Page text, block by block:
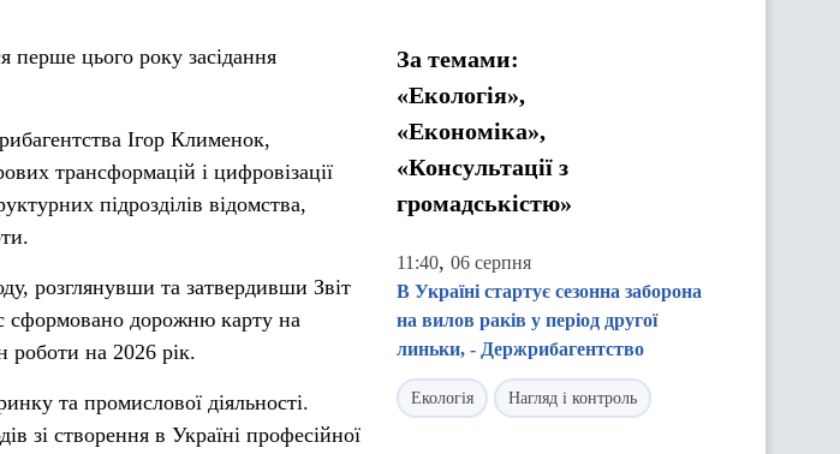
перше цього року засідання
Ігор Клименок,
трансформацій і цифровізації
підрозділів відомства,
розглянувши та затвердивши Звіт
сформовано дорожню карту на
роботи на 2026 рік.
та промислової діяльності.
зі створення в Україні професійної
За темами:
«Екологія»,
«Економіка»,
«Консультації з
громадськістю»
11:40, 06 серпня
В Україні стартує сезонна заборона
на вилов раків у період другої
линьки, - Держрибагентство
Екологія Нагляд і контроль